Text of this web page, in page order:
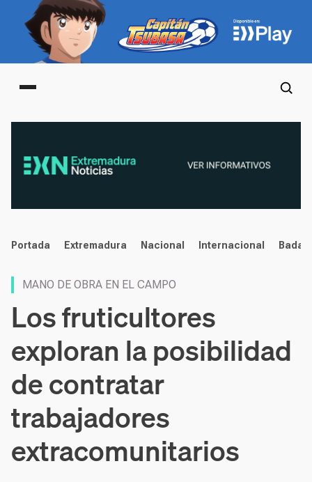
Main menu
noticias
Portada Extremadura Nacional Internacional
MANO DE OBRA EN EL CAMPO
Los fruticultores
exploran la posibilidad
de contratar
trabajadores
extracomunitarios